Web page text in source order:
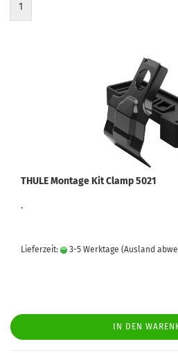
1
THULE Montage Kit Clamp 5021
.
Lieferzeit: 3-5 Werktage (Ausland
IN DEN